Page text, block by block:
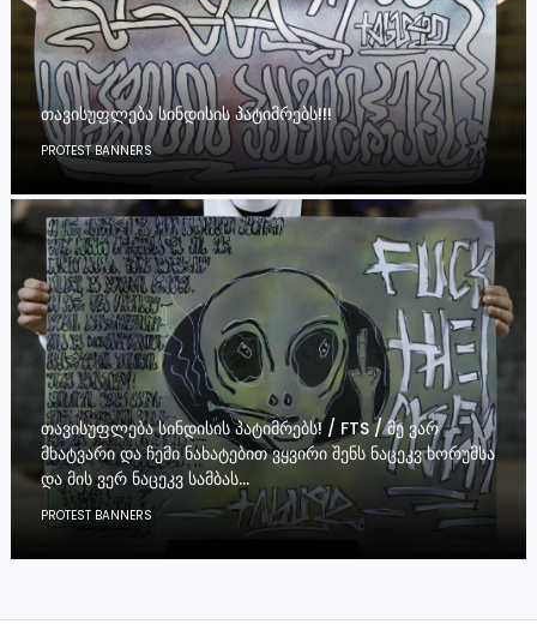
ᲗᲐᲕᲘᲡᲣᲤᲚᲔᲑᲐ ᲡᲘᲜᲓᲘᲡᲘᲡ ᲞᲐᲢᲘᲛᲠᲔᲑᲡ!!!
PROTEST BANNERS
ᲗᲐᲕᲘᲡᲣᲤᲚᲔᲑᲐ ᲡᲘᲜᲓᲘᲡᲘᲡ ᲞᲐᲢᲘᲛᲠᲔᲑᲡ! / FTS / ᲛᲔ ᲕᲐᲠ
ᲛᲮᲐᲢᲕᲐᲠᲘ ᲓᲐ ᲩᲔᲛᲘ ᲜᲐᲮᲐᲢᲔᲑᲘᲗ ᲕᲧᲕᲘᲠᲘ ᲨᲔᲜᲡ ᲜᲐᲪᲔᲙᲕ ᲮᲝᲠᲣᲛᲡᲐ
ᲓᲐ ᲛᲘᲡ ᲕᲔᲠ ᲜᲐᲪᲔᲙᲕ ᲡᲐᲛᲑᲐᲡ…
PROTEST BANNERS